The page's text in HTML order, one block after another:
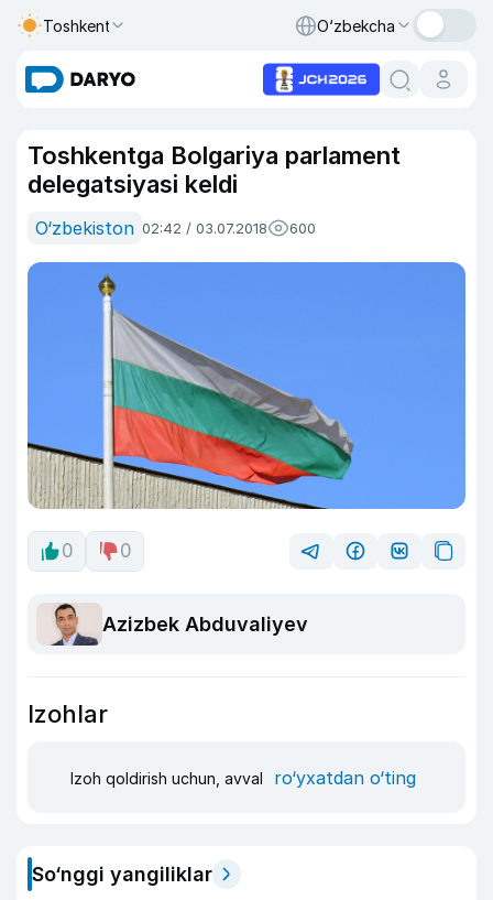
Toshkent O‘zbekcha
Toshkentga Bolgariya parlament
delegatsiyasi keldi
O‘zbekiston 02:42 / 03.07.2018 600
0 0
Azizbek Abduvaliyev
Izohlar
Izoh qoldirish uchun, avval ro‘yxatdan o‘ting
So‘nggi yangiliklar